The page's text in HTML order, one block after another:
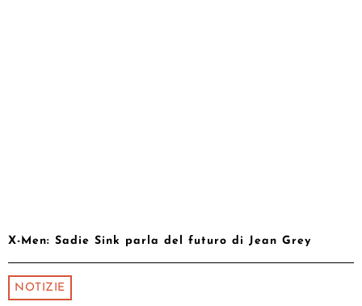
X-Men: Sadie Sink parla del futuro di Jean Grey
NOTIZIE